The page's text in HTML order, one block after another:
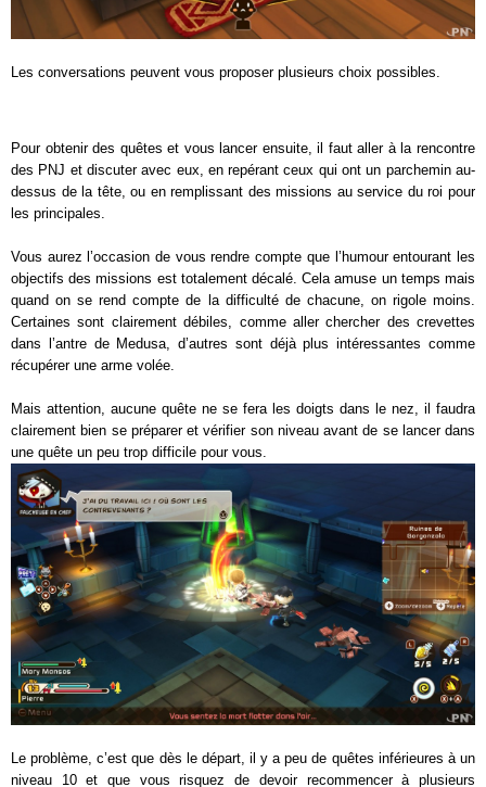
Les conversations peuvent vous proposer plusieurs choix possibles.
Pour obtenir des quêtes et vous lancer ensuite, il faut aller à la rencontre
des PNJ et discuter avec eux, en repérant ceux qui ont un parchemin au-
dessus de la tête, ou en remplissant des missions au service du roi pour
les principales.
Vous aurez l’occasion de vous rendre compte que l’humour entourant les
objectifs des missions est totalement décalé. Cela amuse un temps mais
quand on se rend compte de la difficulté de chacune, on rigole moins.
Certaines sont clairement débiles, comme aller chercher des crevettes
dans l’antre de Medusa, d’autres sont déjà plus intéressantes comme
récupérer une arme volée.
Mais attention, aucune quête ne se fera les doigts dans le nez, il faudra
clairement bien se préparer et vérifier son niveau avant de se lancer dans
une quête un peu trop difficile pour vous.
Le problème, c’est que dès le départ, il y a peu de quêtes inférieures à un
niveau 10 et que vous risquez de devoir recommencer à plusieurs